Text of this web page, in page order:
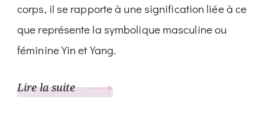
corps, il se rapporte à une signification liée à ce
que représente la symbolique masculine ou
féminine Yin et Yang.
Lire la suite